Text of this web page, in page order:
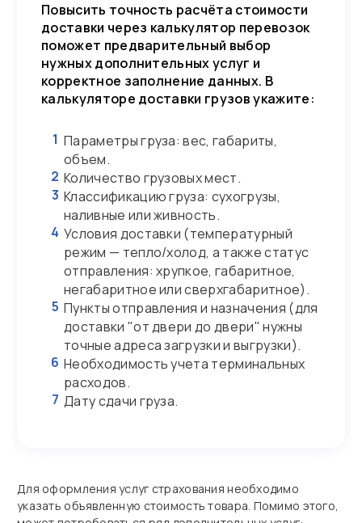
Повысить точность расчёта стоимости
доставки через калькулятор перевозок
поможет предварительный выбор
нужных дополнительных услуг и
корректное заполнение данных. В
калькуляторе доставки грузов укажите:
1 Параметры груза: вес, габариты,
объем.
2 Количество грузовых мест.
3 Классификацию груза: сухогрузы,
наливные или живность.
4 Условия доставки (температурный
режим — тепло/холод, а также статус
отправления: хрупкое, габаритное,
негабаритное или сверхгабаритное).
5 Пункты отправления и назначения (для
доставки "от двери до двери" нужны
точные адреса загрузки и выгрузки).
6 Необходимость учета терминальных
расходов.
7 Дату сдачи груза.
Для оформления услуг страхования необходимо
указать объявленную стоимость товара. Помимо этого,